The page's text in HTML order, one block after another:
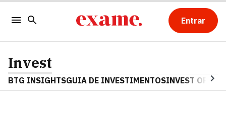
Entrar
Invest
BTG INSIGHTSGUIA DE INVESTIMENTOSINVEST OPINA